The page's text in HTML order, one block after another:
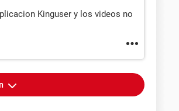
Kinguser y los videos no